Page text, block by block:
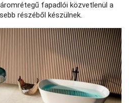
fapadlói közvetlenül a
részéből készülnek.